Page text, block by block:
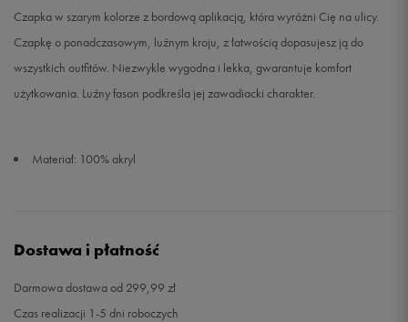
Czapka w szarym kolorze z bordową aplikacją, która wyróżni Cię na ulicy.
Czapkę o ponadczasowym, luźnym kroju, z łatwością dopasujesz ją do
wszystkich outfitów. Niezwykle wygodna i lekka, gwarantuje komfort
użytkowania. Luźny fason podkreśla jej zawadiacki charakter.
Materiał: 100% akryl
Dostawa i płatność
Darmowa dostawa od 299,99 zł
Czas realizacji 1-5 dni roboczych